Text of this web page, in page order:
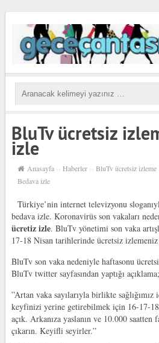
BluTv ücretsiz
izle
Anasayfa ›› Haberler ›› BluTv ücretsiz izleme
Bedava izle
Türkiye’nin internet televizyonu
bedava izle. Koronavirüs son vakaları
ücretiz izle. BluTv yönetimi son vaka
17-18 Nisan tarihlerinde ücretsiz
BluTv son vaka nedeniyle haftasonu
BluTv twitter sayfasından yaptığı açıklama;
”Artan vaka sayılarıyla birlikte
keyfinizi yerine getirebilmek için 16-17-18
açık. Arkanıza yaslanın ve 10.000 saatten
çıkarın. Keyifli seyirler.”